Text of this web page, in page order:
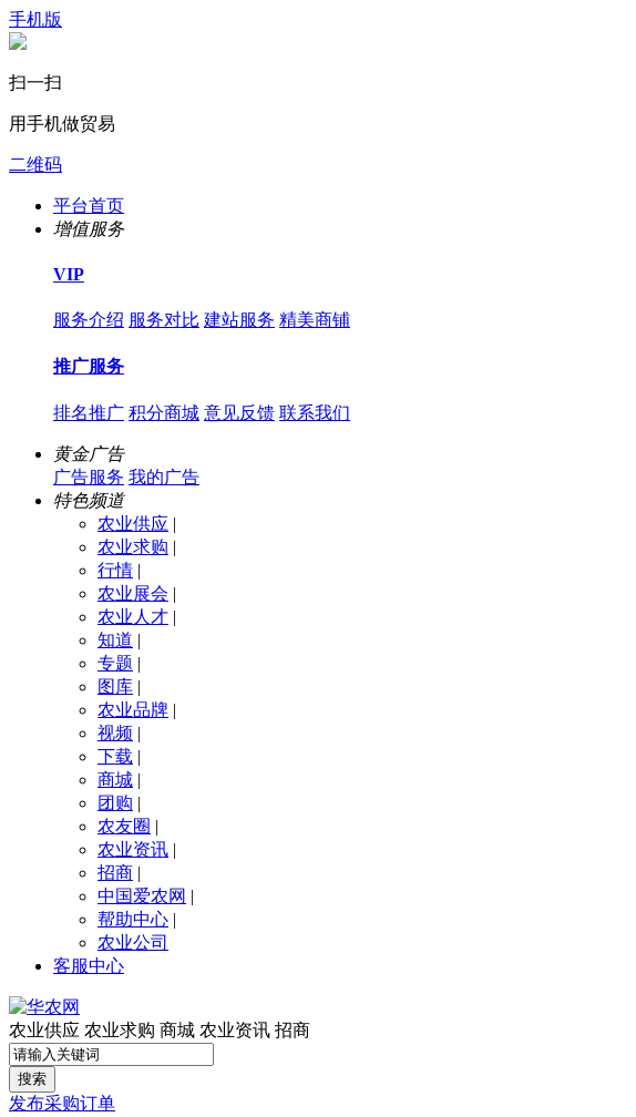
手机版
扫一扫
用手机做贸易
二维码
平台首页
增值服务
VIP
服务介绍 服务对比 建站服务 精美商铺
推广服务
排名推广 积分商城 意见反馈 联系我们
黄金广告
广告服务 我的广告
特色频道
农业供应 |
农业求购 |
行情 |
农业展会 |
农业人才 |
知道 |
专题 |
图库 |
农业品牌 |
视频 |
下载 |
商城 |
团购 |
农友圈 |
农业资讯 |
招商 |
中国爱农网 |
帮助中心 |
农业公司
客服中心
农业供应 农业求购 商城 农业资讯 招商
搜索
发布采购订单